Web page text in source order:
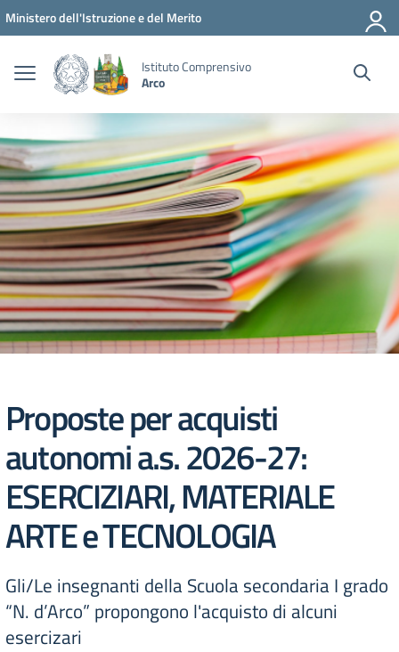
Vai ai contenuti
Vai al menu di navigazione
Vai al footer
Ministero dell'Istruzione e del Merito
Istituto Comprensivo
Arco
Proposte per acquisti
autonomi a.s. 2026-27:
ESERCIZIARI, MATERIALE
ARTE e TECNOLOGIA
Gli/Le insegnanti della Scuola secondaria I grado
“N. d’Arco” propongono l'acquisto di alcuni
esercizari